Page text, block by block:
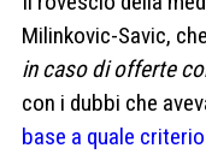
Milinkovic-Savic,
in caso di offerte
con i dubbi che
base a quale